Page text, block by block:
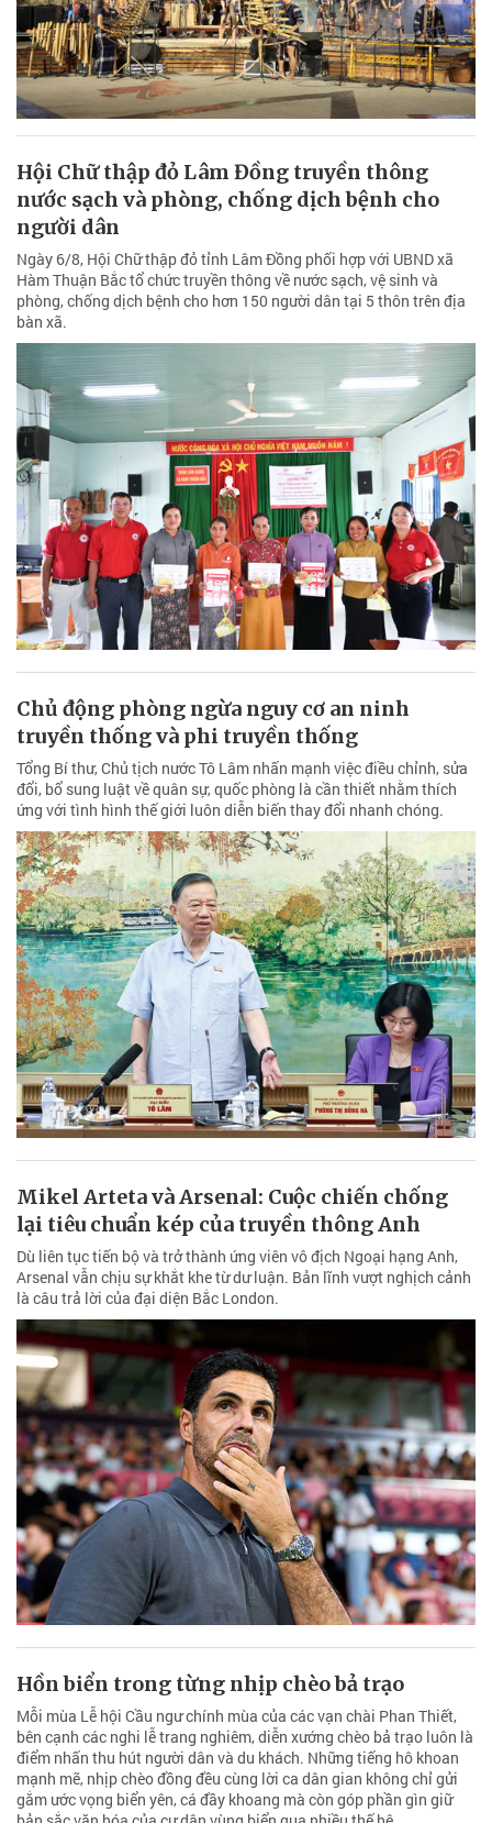
Hội Chữ thập đỏ Lâm Đồng truyền thông
nước sạch và phòng, chống dịch bệnh cho
người dân
Ngày 6/8, Hội Chữ thập đỏ tỉnh Lâm Đồng phối hợp với UBND xã
Hàm Thuận Bắc tổ chức truyền thông về nước sạch, vệ sinh và
phòng, chống dịch bệnh cho hơn 150 người dân tại 5 thôn trên địa
bàn xã.
Chủ động phòng ngừa nguy cơ an ninh
truyền thống và phi truyền thống
Tổng Bí thư, Chủ tịch nước Tô Lâm nhấn mạnh việc điều chỉnh, sửa
đổi, bổ sung luật về quân sự, quốc phòng là cần thiết nhằm thích
ứng với tình hình thế giới luôn diễn biến thay đổi nhanh chóng.
Mikel Arteta và Arsenal: Cuộc chiến chống
lại tiêu chuẩn kép của truyền thông Anh
Dù liên tục tiến bộ và trở thành ứng viên vô địch Ngoại hạng Anh,
Arsenal vẫn chịu sự khắt khe từ dư luận. Bản lĩnh vượt nghịch cảnh
là câu trả lời của đại diện Bắc London.
Hồn biển trong từng nhịp chèo bả trạo
Mỗi mùa Lễ hội Cầu ngư chính mùa của các vạn chài Phan Thiết,
bên cạnh các nghi lễ trang nghiêm, diễn xướng chèo bả trạo luôn là
điểm nhấn thu hút người dân và du khách. Những tiếng hô khoan
mạnh mẽ, nhịp chèo đồng đều cùng lời ca dân gian không chỉ gửi
gắm ước vọng biển yên, cá đầy khoang mà còn góp phần gìn giữ